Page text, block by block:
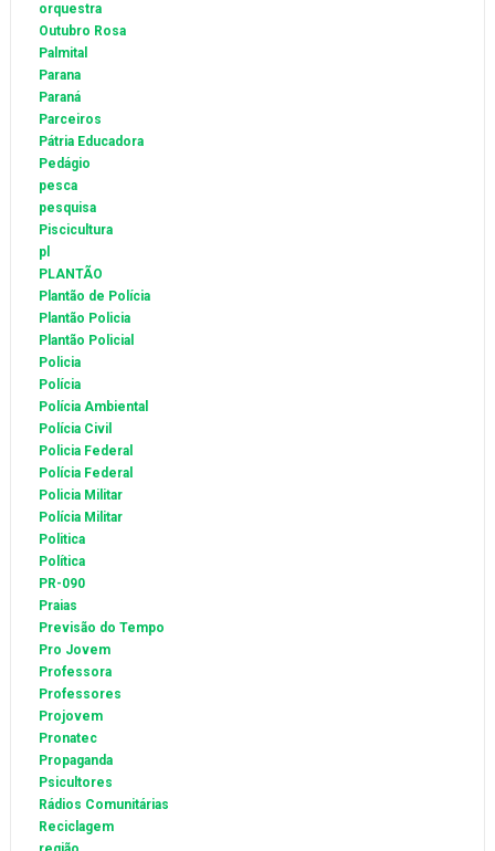
orquestra
Outubro Rosa
Palmital
Parana
Paraná
Parceiros
Pátria Educadora
Pedágio
pesca
pesquisa
Piscicultura
pl
PLANTÃO
Plantão de Polícia
Plantão Policia
Plantão Policial
Policia
Polícia
Polícia Ambiental
Polícia Civil
Policia Federal
Polícia Federal
Policia Militar
Polícia Militar
Politica
Política
PR-090
Praias
Previsão do Tempo
Pro Jovem
Professora
Professores
Projovem
Pronatec
Propaganda
Psicultores
Rádios Comunitárias
Reciclagem